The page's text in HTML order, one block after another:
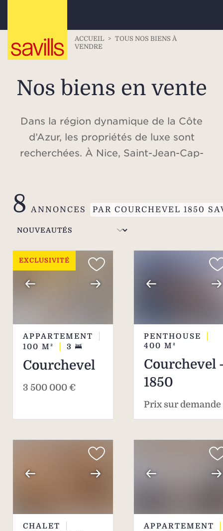
ACCUEIL > TOUS NOS BIENS À
VENDRE
Nos biens en vente
Dans la région dynamique de la Côte
d’Azur, les propriétés de luxe sont
recherchées. À Nice, Saint-Jean-Cap-
Courchevel, découvrez notre sélection
de villas et appartements.
8 ANNONCES PAR COURCHEVEL 1850
EXCLUSIVITÉ
APPARTEMENT
100 M² 3
Courchevel
3 500 000 €
PENTHOUSE
400 M²
Courchevel
1850
Prix sur demande
CHALET
APPARTEMENT